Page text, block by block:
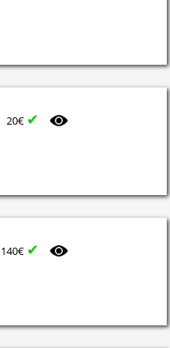
20€ ✔
140€ ✔